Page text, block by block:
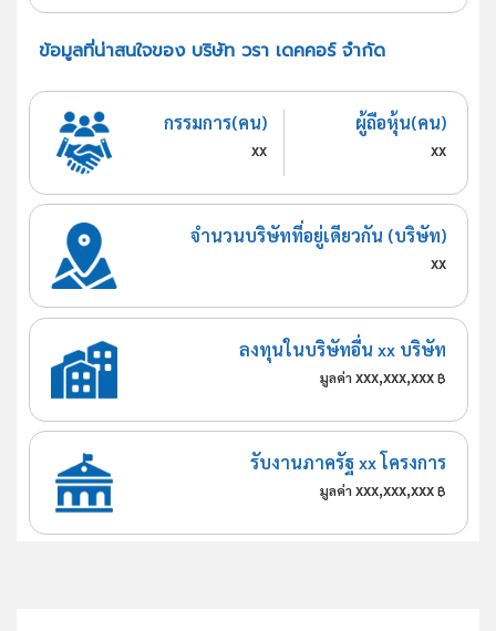
ข้อมูลที่น่าสนใจของ บริษัท วรา เดคคอร์ จำกัด
กรรมการ(คน)
xx
ผู้ถือหุ้น(คน)
xx
จำนวนบริษัทที่อยู่เดียวกัน (บริษัท)
xx
ลงทุนในบริษัทอื่น xx บริษัท
มูลค่า xxx,xxx,xxx ฿
รับงานภาครัฐ xx โครงการ
มูลค่า xxx,xxx,xxx ฿